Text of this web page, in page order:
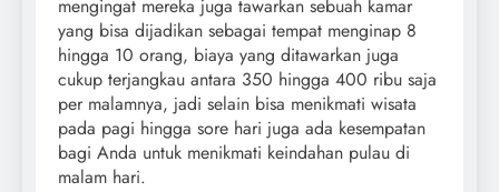
mengingat mereka juga tawarkan sebuah kamar
yang bisa dijadikan sebagai tempat menginap 8
hingga 10 orang, biaya yang ditawarkan juga
cukup terjangkau antara 350 hingga 400 ribu saja
per malamnya, jadi selain bisa menikmati wisata
pada pagi hingga sore hari juga ada kesempatan
bagi Anda untuk menikmati keindahan pulau di
malam hari.